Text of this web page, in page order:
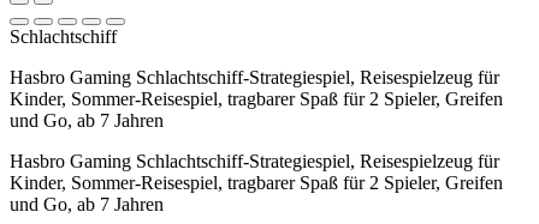
Schlachtschiff
Hasbro Gaming Schlachtschiff-Strategiespiel, Reisespielzeug für
Kinder, Sommer-Reisespiel, tragbarer Spaß für 2 Spieler, Greifen
und Go, ab 7 Jahren
Hasbro Gaming Schlachtschiff-Strategiespiel, Reisespielzeug für
Kinder, Sommer-Reisespiel, tragbarer Spaß für 2 Spieler, Greifen
und Go, ab 7 Jahren